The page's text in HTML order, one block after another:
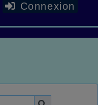
Connexion